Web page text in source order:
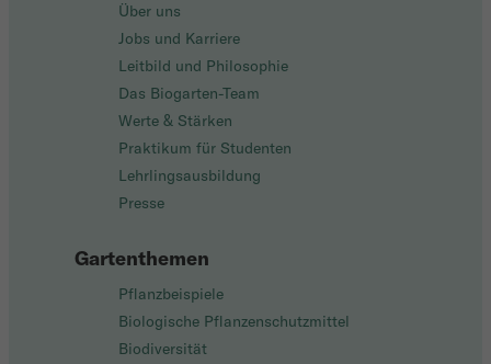
Über uns
Jobs und Karriere
Leitbild und Philosophie
Das Biogarten-Team
Werte & Stärken
Praktikum für Studenten
Lehrlingsausbildung
Presse
Gartenthemen
Pflanzbeispiele
Biologische Pflanzenschutzmittel
Biodiversität